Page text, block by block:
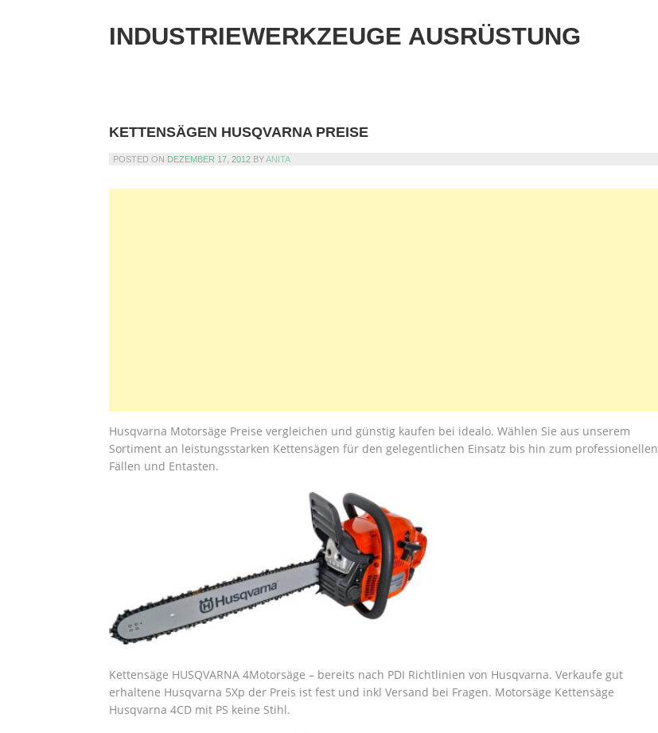
INDUSTRIEWERKZEUGE AUSRÜSTUNG
KETTENSÄGEN HUSQVARNA PREISE
POSTED ON DEZEMBER 17, 2012 BYANITA
Husqvarna Motorsäge Preise vergleichen und günstig kaufen bei idealo. Wählen Sie aus unserem
Sortiment an leistungsstarken Kettensägen für den gelegentlichen Einsatz bis hin zum professionellen
Fällen und Entasten.
Kettensäge HUSQVARNA 4Motorsäge – bereits nach PDI Richtlinien von Husqvarna. Verkaufe gut
erhaltene Husqvarna 5Xp der Preis ist fest und inkl Versand bei Fragen. Motorsäge Kettensäge
Husqvarna 4CD mit PS keine Stihl.